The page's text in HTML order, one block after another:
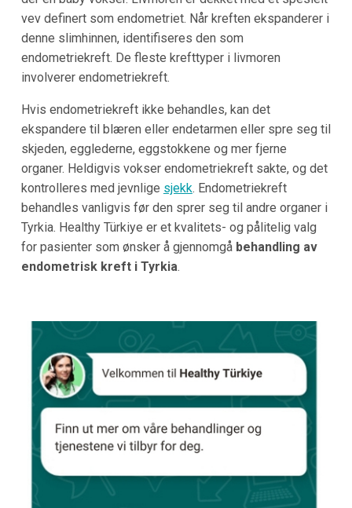
vev definert som endometriet. Når kreften ekspanderer i
denne slimhinnen, identifiseres den som
endometriekreft. De fleste krefttyper i livmoren
involverer endometriekreft.
Hvis endometriekreft ikke behandles, kan det
ekspandere til blæren eller endetarmen eller spre seg til
skjeden, egglederne, eggstokkene og mer fjerne
organer. Heldigvis vokser endometriekreft sakte, og det
kontrolleres med jevnlige sjekk. Endometriekreft
behandles vanligvis før den sprer seg til andre organer i
Tyrkia. Healthy Türkiye er et kvalitets- og pålitelig valg
for pasienter som ønsker å gjennomgå behandling av
endometrisk kreft i Tyrkia.